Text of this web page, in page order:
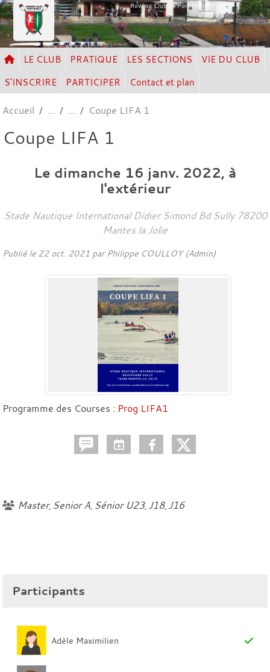
Rowing Club de Port Marly
LE CLUB PRATIQUE LES SECTIONS
VIE DU CLUB
S'INSCRIRE
PARTICIPER Contact et plan
Accueil Coupe LIFA 1
Coupe LIFA 1
Le dimanche 16 janv. 2022, à
l'extérieur
Stade Nautique International Didier Simond Bd Sully 78200
Mantes la Jolie
Publié le 22 oct. 2021 par Philippe COULLOY (Admin)
Programme des Courses : Prog LIFA1
Master Senior A Sénior U23 J18 J16
Participants
Adèle Maximilien
Panneau de gestion des cookies